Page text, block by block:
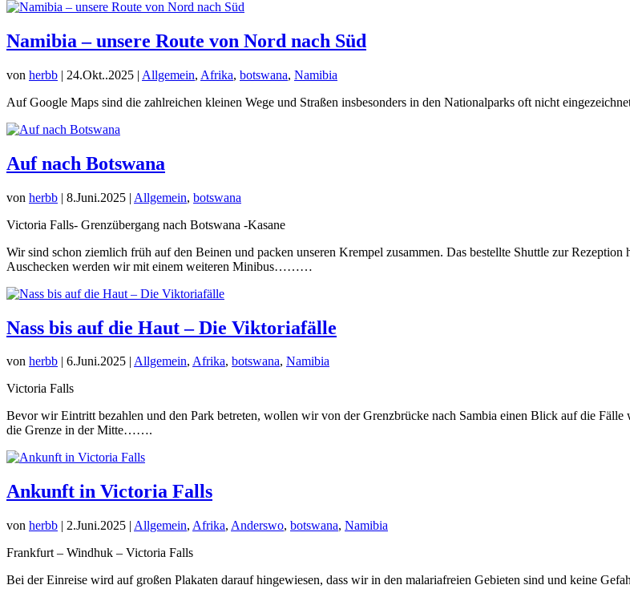
Namibia – unsere Route von Nord nach Süd
von herbb | 24.Okt..2025 | Allgemein, Afrika, botswana, Namibia
Auf Google Maps sind die zahlreichen kleinen Wege und Straßen insbesonders in den Nationalparks oft nicht
Auf nach Botswana
von herbb | 8.Juni.2025 | Allgemein, botswana
Victoria Falls- Grenzübergang nach Botswana -Kasane
Wir sind schon ziemlich früh auf den Beinen und packen unseren Krempel zusammen. Das bestellte Shuttle zur
Auschecken werden wir mit einem weiteren Minibus………
Nass bis auf die Haut – Die Viktoriafälle
von herbb | 6.Juni.2025 | Allgemein, Afrika, botswana, Namibia
Victoria Falls
Bevor wir Eintritt bezahlen und den Park betreten, wollen wir von der Grenzbrücke nach Sambia einen Blick auf die
die Grenze in der Mitte…….
Ankunft in Victoria Falls
von herbb | 2.Juni.2025 | Allgemein, Afrika, Anderswo, botswana, Namibia
Frankfurt – Windhuk – Victoria Falls
Bei der Einreise wird auf großen Plakaten darauf hingewiesen, dass wir in den malariafreien Gebieten sind und keine